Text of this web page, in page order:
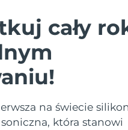
cały
na świecie
która stanowi
twarzy
4 zestaw
aging massage
2 zestaw
toningOczekiwany